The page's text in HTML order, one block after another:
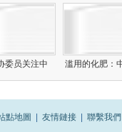
委员关注中 滥用的化肥：
點地圖 友情鏈接 聯繫我們